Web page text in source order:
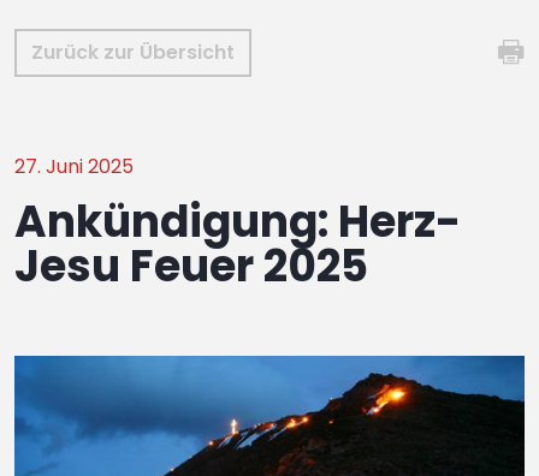
Zurück zur Übersicht
27. Juni 2025
Ankündigung: Herz-
Jesu Feuer 2025